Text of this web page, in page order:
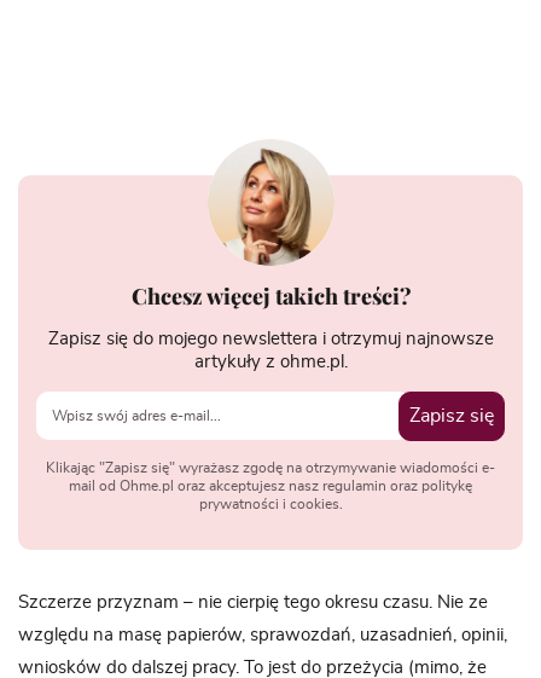
Chcesz więcej takich treści?
Zapisz się do mojego newslettera i otrzymuj najnowsze
artykuły z ohme.pl.
Zapisz się
Klikając "Zapisz się" wyrażasz zgodę na otrzymywanie wiadomości e-
mail od Ohme.pl oraz akceptujesz nasz regulamin oraz politykę
prywatności i cookies.
Szczerze przyznam – nie cierpię tego okresu czasu. Nie ze
względu na masę papierów, sprawozdań, uzasadnień, opinii,
wniosków do dalszej pracy. To jest do przeżycia (mimo, że